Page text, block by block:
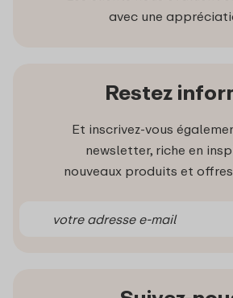
avec une
Restez
Et inscrivez-vous
newsletter, riche en
nouveaux produits et